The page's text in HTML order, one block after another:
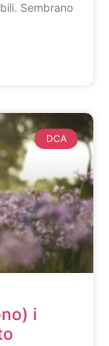
Sembrano
DCA
i